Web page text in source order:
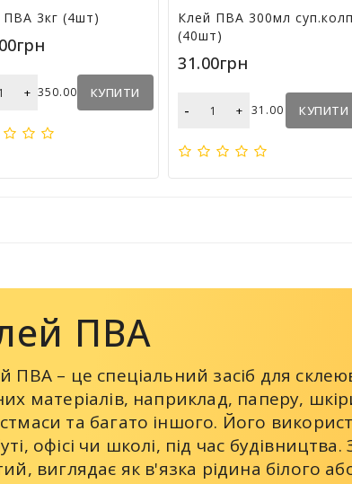
ПВА 3кг (4шт)
+ 350.00 КУПИТИ
Клей ПВА 300мл
(40шт)
31.00грн
- + 31.00 КУПИТИ
ПВА
ПВА – це спеціальний засіб для
матеріалів, наприклад, паперу,
та багато іншого. Його
офісі чи школі, під час будівництва.
виглядає як в'язка рідина білого